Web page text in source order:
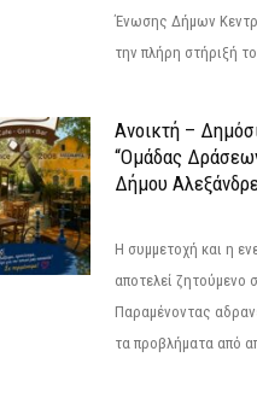
Ένωσης Δήμων
την πλήρη στήριξή
Ανοικτή –
“Ομάδας
Δήμου
Η συμμετοχή και η
αποτελεί ζητούμενο
Παραμένοντας
τα προβλήματα από